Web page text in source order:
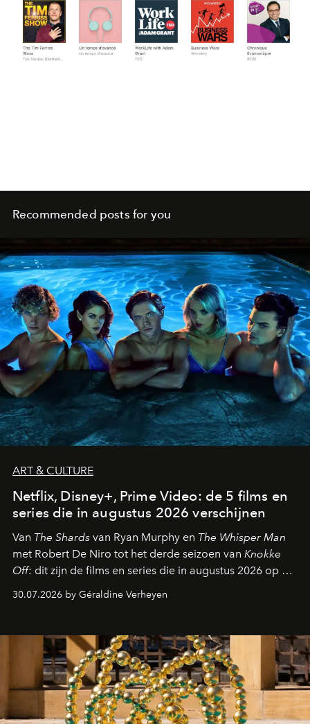
Recommended posts for you
ART & CULTURE
Netflix, Disney+, Prime Video: de 5 films en
series die in augustus 2026 verschijnen
Van The Shards van Ryan Murphy en The Whisper Man
met Robert De Niro tot het derde seizoen van Knokke
Off: dit zijn de films en series die in augustus 2026 op de
streamingplatformen verschijnen.
30.07.2026 by Géraldine Verheyen